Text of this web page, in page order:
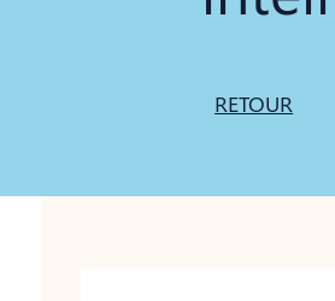
RETOUR